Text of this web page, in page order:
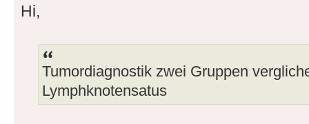
Hi,
Tumordiagnostik zwei Gruppen
Lymphknotensatus